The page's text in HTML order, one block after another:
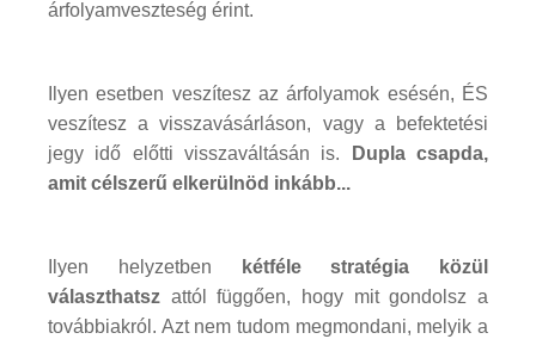
árfolyamveszteség érint.
Ilyen esetben veszítesz az árfolyamok esésén, ÉS
veszítesz a visszavásárláson, vagy a befektetési
jegy idő előtti visszaváltásán is.
Dupla csapda,
amit célszerű elkerülnöd inkább...
Ilyen helyzetben
kétféle stratégia közül
választhatsz attól függően, hogy mit gondolsz a
továbbiakról. Azt nem tudom megmondani, melyik a